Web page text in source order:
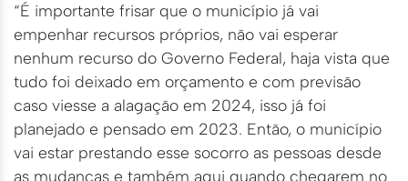
“É importante frisar que o município já vai
empenhar recursos próprios, não vai esperar
nenhum recurso do Governo Federal, haja vista que
tudo foi deixado em orçamento e com previsão
caso viesse a alagação em 2024, isso já foi
planejado e pensado em 2023. Então, o município
vai estar prestando esse socorro as pessoas desde
as mudanças e também aqui quando chegarem no